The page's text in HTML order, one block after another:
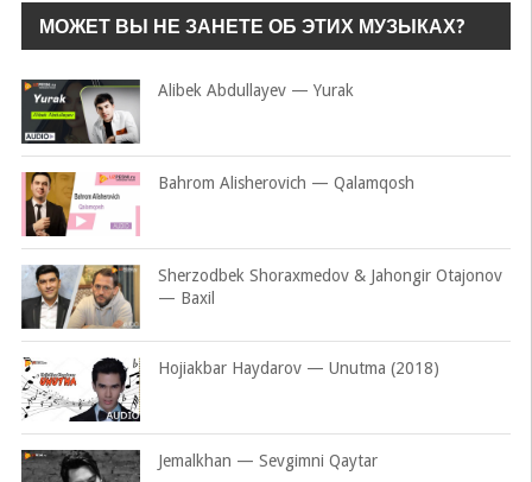
МОЖЕТ ВЫ НЕ ЗАНЕТЕ ОБ ЭТИХ МУЗЫКАХ?
Alibek Abdullayev — Yurak
Bahrom Alisherovich — Qalamqosh
Sherzodbek Shoraxmedov & Jahongir Otajonov
— Baxil
Hojiakbar Haydarov — Unutma (2018)
Jemalkhan — Sevgimni Qaytar